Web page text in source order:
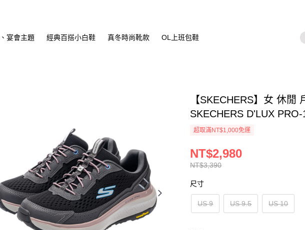
宴會主題 經典百搭小白鞋 真冬時尚靴款 OL上班包鞋
【SKECHERS】女 休閒
SKECHERS D'LUX
超取滿NT$1,000免運
NT$3,390
NT$2,980
尺寸
US 9 US 9.5 US 10